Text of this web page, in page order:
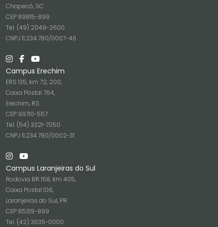
Chapecó, SC
CEP 89815-899
Tel. (49) 2049-2600
CNPJ 11.234.780/0007-46
Campus Erechim
ERS 135, km 72, 200,
Caixa Postal 764,
Erechim, RS
CEP 99710-557
Tel. (54) 3321-7050
CNPJ 11.234.780/0002-31
Campus Laranjeiras do Sul
Rodovia BR 158, km 405,
Caixa Postal 106,
Laranjeiras do Sul, PR
CEP 85319-899
Tel. (42) 3635-0000